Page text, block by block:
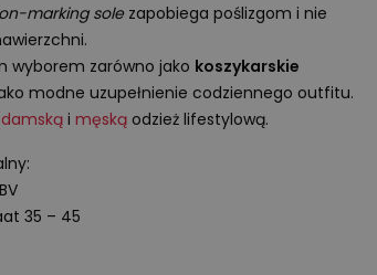
marking solezapobiega poślizgom i nie
wyborem zarówno jako koszykarskie
modne uzupełnienie codziennego outfitu.
damskąi męskąodzież lifestylową.
35 – 45